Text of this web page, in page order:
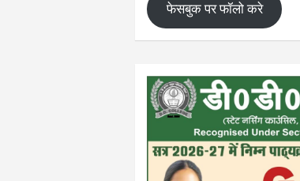
फेसबुक पर फॉलो करे